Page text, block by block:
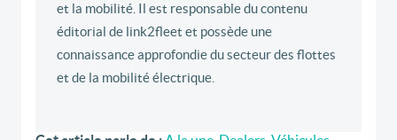
et la mobilité. Il est responsable du contenu
éditorial de link2fleet et possède une
connaissance approfondie du secteur des flottes
et de la mobilité électrique.